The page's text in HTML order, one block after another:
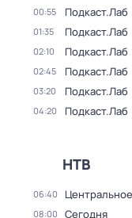
00:55 Подкаст.Лаб
01:35 Подкаст.Лаб
02:10 Подкаст.Лаб
02:45 Подкаст.Лаб
03:20 Подкаст.Лаб
04:20 Подкаст.Лаб
НТВ
06:40
08:00 Сегодня